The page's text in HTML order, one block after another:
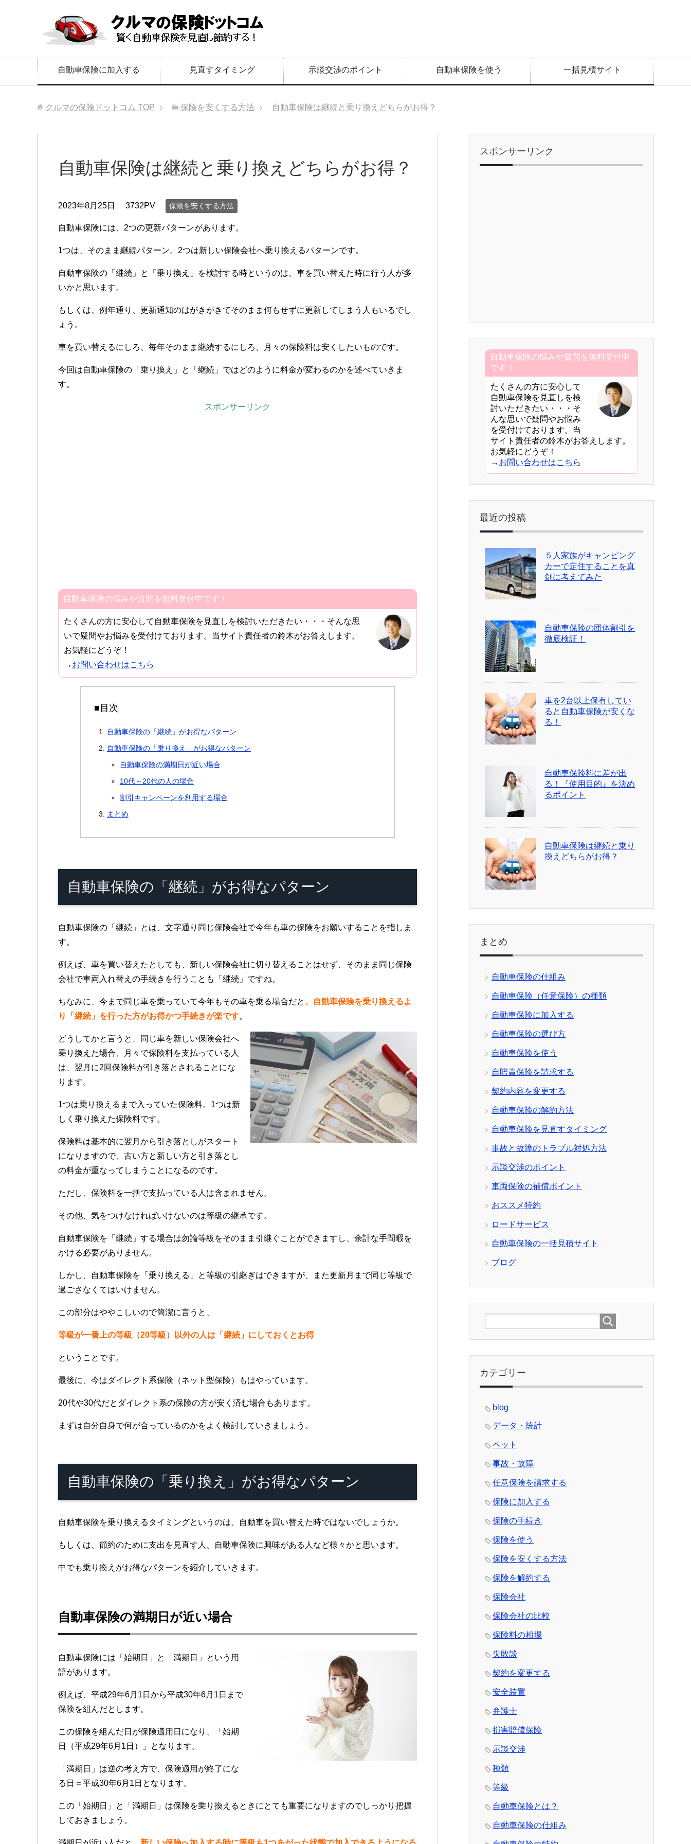
自動車保険に加入する 見直すタイミング 示談交渉のポイント 自動車保険を使う 一括見積サイト
クルマの保険ドットコム TOP 保険を安くする方法 自動車保険は継続と乗り換えどちらがお得？
自動車保険は継続と乗り換えどちらがお得？
2023年8月25日 3732PV 保険を安くする方法
自動車保険には、2つの更新パターンがあります。
1つは、そのまま継続パターン。2つは新しい保険会社へ乗り換えるパターンです。
自動車保険の「継続」と「乗り換え」を検討する時というのは、車を買い替えた時に行う人が多
いかと思います。
もしくは、例年通り、更新通知のはがきがきてそのまま何もせずに更新してしまう人もいるでし
ょう。
車を買い替えるにしろ、毎年そのまま継続するにしろ、月々の保険料は安くしたいものです。
今回は自動車保険の「乗り換え」と「継続」ではどのように料金が変わるのかを述べていきま
す。
スポンサーリンク
自動車保険の悩みや質問を無料受付中です！
たくさんの方に安心して自動車保険を見直しを検討いただきたい・・・そんな思
いで疑問やお悩みを受付けております。当サイト責任者の鈴木がお答えします。
お気軽にどうぞ！
→ お問い合わせはこちら
■目次
自動車保険の「継続」がお得なパターン
自動車保険の「乗り換え」がお得なパターン
自動車保険の満期日が近い場合
10代～20代の人の場合
割引キャンペーンを利用する場合
まとめ
自動車保険の「継続」がお得なパターン
自動車保険の「継続」とは、文字通り同じ保険会社で今年も車の保険をお願いすることを指しま
す。
例えば、車を買い替えたとしても、新しい保険会社に切り替えることはせず、そのまま同じ保険
会社で車両入れ替えの手続きを行うことも「継続」ですね。
ちなみに、今まで同じ車を乗っていて今年もその車を乗る場合だと 、自動車保険を乗り換えるよ
り「継続」を行った方がお得かつ手続きが楽です。
どうしてかと言うと、同じ車を新しい保険会社へ
乗り換えた場合、月々で保険料を支払っている人
は、翌月に2回保険料が引き落とされることにな
ります。
1つは乗り換えるまで入っていた保険料。1つは新
しく乗り換えた保険料です。
保険料は基本的に翌月から引き落としがスタート
になりますので、古い方と新しい方と引き落とし
の料金が重なってしまうことになるのです。
ただし、保険料を一括で支払っている人は含まれません。
その他、気をつけなければいけないのは等級の継承です。
自動車保険を「継続」する場合は勿論等級をそのまま引継ぐことができますし、余計な手間暇を
かける必要がありません。
しかし、自動車保険を「乗り換える」と等級の引継ぎはできますが、また更新月まで同じ等級で
過ごさなくてはいけません。
この部分はややこしいので簡潔に言うと、
等級が一番上の等級（20等級）以外の人は「継続」にしておくとお得
ということです。
最後に、今はダイレクト系保険（ネット型保険）もはやっています。
20代や30代だとダイレクト系の保険の方が安く済む場合もあります。
まずは自分自身で何が合っているのかをよく検討していきましょう。
自動車保険の「乗り換え」がお得なパターン
自動車保険を乗り換えるタイミングというのは、自動車を買い替えた時ではないでしょうか。
もしくは、節約のために支出を見直す人、自動車保険に興味がある人など様々かと思います。
中でも乗り換えがお得なパターンを紹介していきます。
自動車保険の満期日が近い場合
自動車保険には「始期日」と「満期日」という用
語があります。
例えば、平成29年6月1日から平成30年6月1日まで
保険を組んだとします。
この保険を組んだ日が保険適用日になり、「始期
日（平成29年6月1日）」となります。
「満期日」は逆の考え方で、保険適用が終了にな
る日＝平成30年6月1日となります。
この「始期日」と「満期日」は保険を乗り換えるときにとても重要になりますのでしっかり把握
しておきましょう。
スポンサーリンク
自動車保険の悩みや質問を無料受付中
です！
たくさんの方に安心して
自動車保険を見直しを検
討いただきたい・・・そ
んな思いで疑問やお悩み
を受付けております。当
サイト責任者の鈴木がお答えします。
お気軽にどうぞ！
→ お問い合わせはこちら
最近の投稿
５人家族がキャンピング
カーで定住することを真
剣に考えてみた
自動車保険の団体割引を
徹底検証！
車を2台以上保有してい
ると自動車保険が安くな
る！
自動車保険料に差が出
る！『使用目的』を決め
るポイント
自動車保険は継続と乗り
換えどちらがお得？
まとめ
自動車保険の仕組み
自動車保険（任意保険）の種類
自動車保険に加入する
自動車保険の選び方
自動車保険を使う
自賠責保険を請求する
契約内容を変更する
自動車保険の解約方法
自動車保険を見直すタイミング
事故と故障のトラブル対処方法
示談交渉のポイント
車両保険の補償ポイント
おススメ特約
ロードサービス
自動車保険の一括見積サイト
ブログ
カテゴリー
blog
データ・統計
ペット
事故・故障
任意保険を請求する
保険に加入する
保険の手続き
保険を使う
保険を安くする方法
保険を解約する
保険会社
保険会社の比較
保険料の相場
失敗談
契約を変更する
安全装置
弁護士
損害賠償保険
示談交渉
種類
等級
自動車保険とは？
自動車保険の仕組み